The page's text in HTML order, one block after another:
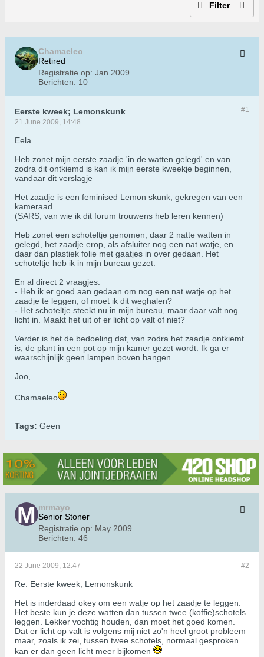
Filter
Chamaeleo
Retired
Registratie op: Jan 2009
Berichten: 10
#1
Eerste kweek; Lemonskunk
21 June 2009, 14:48
Eela
Heb zonet mijn eerste zaadje 'in de watten gelegd' en van
zodra dit ontkiemd is kan ik mijn eerste kweekje beginnen,
vandaar dit verslagje
Het zaadje is een feminised Lemon skunk, gekregen van een
kameraad
(SARS, van wie ik dit forum trouwens heb leren kennen)
Heb zonet een schoteltje genomen, daar 2 natte watten in
gelegd, het zaadje erop, als afsluiter nog een nat watje, en
daar dan plastiek folie met gaatjes in over gedaan. Het
schoteltje heb ik in mijn bureau gezet.
En al direct 2 vraagjes:
- Heb ik er goed aan gedaan om nog een nat watje op het
zaadje te leggen, of moet ik dit weghalen?
- Het schoteltje steekt nu in mijn bureau, maar daar valt nog
licht in. Maakt het uit of er licht op valt of niet?
Verder is het de bedoeling dat, van zodra het zaadje ontkiemt
is, de plant in een pot op mijn kamer gezet wordt. Ik ga er
waarschijnlijk geen lampen boven hangen.
Joo,
Chamaeleo
Tags: Geen
mrmayo
Senior Stoner
Registratie op: May 2009
Berichten: 46
#2
22 June 2009, 12:47
Re: Eerste kweek; Lemonskunk
Het is inderdaad okey om een watje op het zaadje te leggen.
Het beste kun je deze watten dan tussen twee (koffie)schotels
leggen. Lekker vochtig houden, dan moet het goed komen.
Dat er licht op valt is volgens mij niet zo'n heel groot probleem
maar, zoals ik zei, tussen twee schotels, normaal gesproken
kan er dan geen licht meer bijkomen